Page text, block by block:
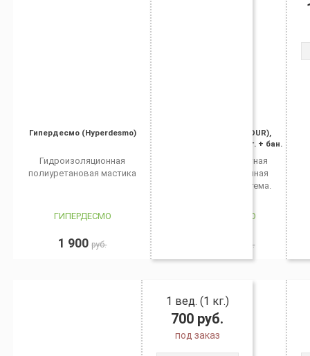
Гипердесмо (Hyperdesmo)
Гидроизоляционная
полиуретановая мастика
ГИПЕРДЕСМО
1 900руб.
Аквадюр (AQUADUR),
комплект вед. 15 кг. + бан.
Двухкомпонентная
водоэмульсионная
эпоксидная система.
ГИПЕРДЕСМО
руб.
1 вед. (1 кг.)
700 руб.
под заказ